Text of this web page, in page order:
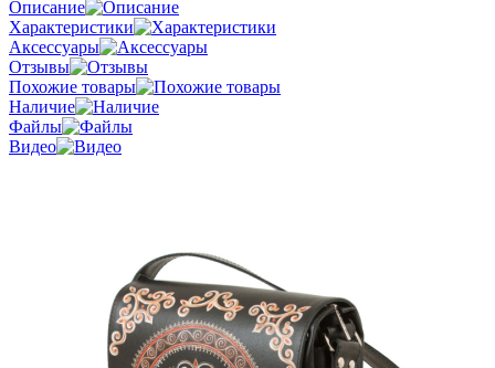
Описание
Характеристики
Аксессуары
Отзывы
Похожие товары
Наличие
Файлы
Видео